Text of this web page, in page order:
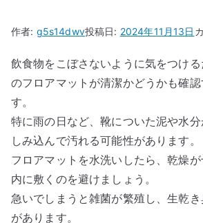
作者: g5s14dwv投稿日: 2024年11月13日
飲食物をこぼさないように気をつけ
のフロアマットが清潔かどうかも確
す。
特に雨の日など、靴についた泥や水
しみ込んで汚れる可能性があります。
フロアマットを水洗いしたら、乾燥
内に敷くのを避けましょう。
急いでしまうと雑菌が繁殖し、生乾
があります。